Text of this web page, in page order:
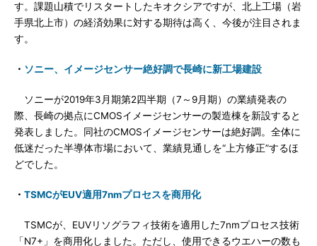
す。課題山積でリスタートしたキオクシアですが、北上工場（岩
手県北上市）の経済効果に対する期待は高く、今後が注目されま
す。
・ ソニー、イメージセンサー絶好調で長崎に新工場建設
ソニーが2019年3月期第2四半期（7～9月期）の業績発表の
際、長崎の拠点にCMOSイメージセンサーの製造棟を新設すると
発表しました。同社のCMOSイメージセンサーは絶好調。全体に
低迷だった半導体市場において、業績見通しを“上方修正”するほ
どでした。
・ TSMCがEUV適用7nmプロセスを商用化
TSMCが、EUVリソグラフィ技術を適用した7nmプロセス技術
「N7+」を商用化しました。ただし、使用できるウエハーの数も